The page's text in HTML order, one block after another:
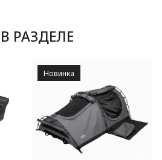
РАЗДЕЛЕ
Новинка